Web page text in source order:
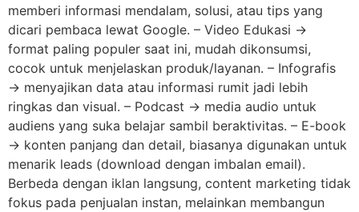
memberi informasi mendalam, solusi, atau tips yang
dicari pembaca lewat Google. – Video Edukasi →
format paling populer saat ini, mudah dikonsumsi,
cocok untuk menjelaskan produk/layanan. – Infografis
→ menyajikan data atau informasi rumit jadi lebih
ringkas dan visual. – Podcast → media audio untuk
audiens yang suka belajar sambil beraktivitas. – E-book
→ konten panjang dan detail, biasanya digunakan untuk
menarik leads (download dengan imbalan email).
Berbeda dengan iklan langsung, content marketing tidak
fokus pada penjualan instan, melainkan membangun